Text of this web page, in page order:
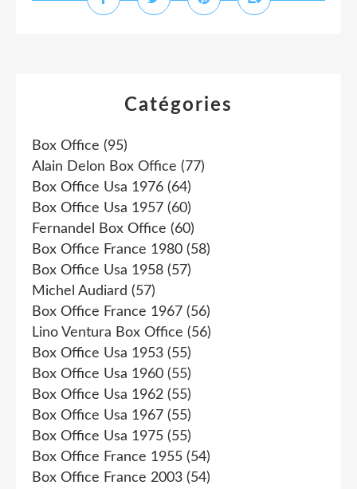
Catégories
Box Office (95)
Alain Delon Box Office (77)
Box Office Usa 1976 (64)
Box Office Usa 1957 (60)
Fernandel Box Office (60)
Box Office France 1980 (58)
Box Office Usa 1958 (57)
Michel Audiard (57)
Box Office France 1967 (56)
Lino Ventura Box Office (56)
Box Office Usa 1953 (55)
Box Office Usa 1960 (55)
Box Office Usa 1962 (55)
Box Office Usa 1967 (55)
Box Office Usa 1975 (55)
Box Office France 1955 (54)
Box Office France 2003 (54)